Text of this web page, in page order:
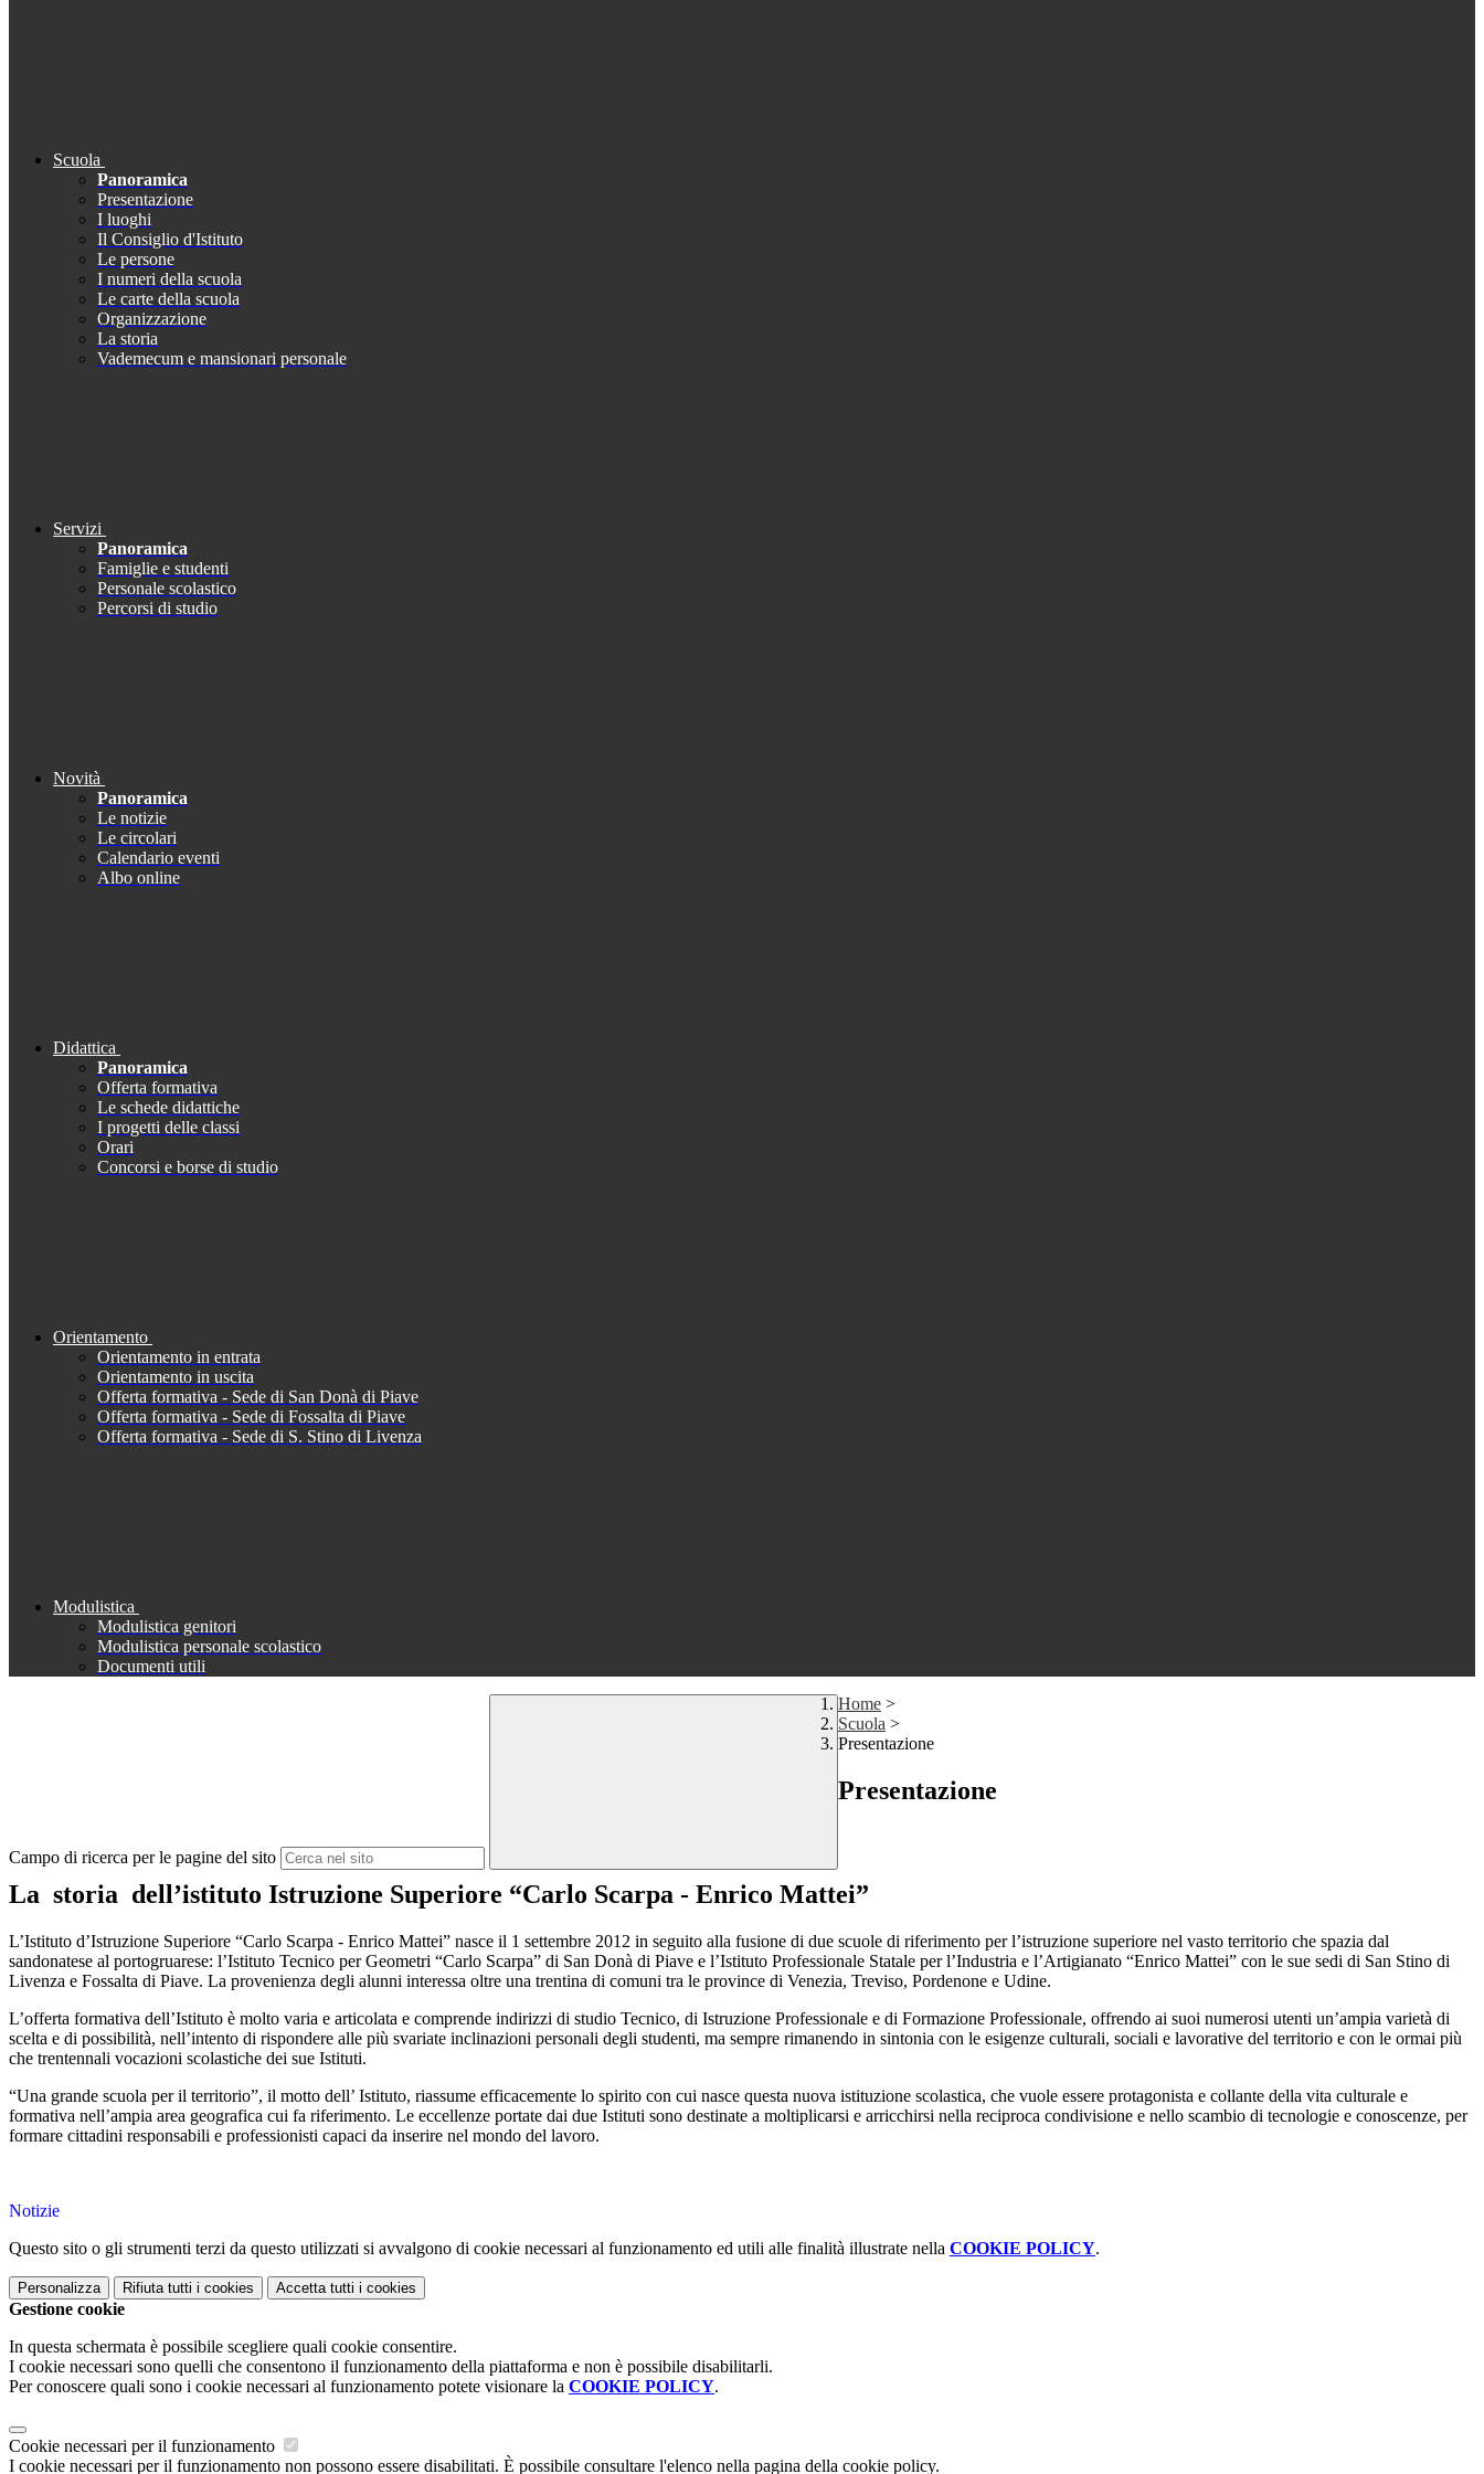
Scuola
Panoramica
Presentazione
I luoghi
Il Consiglio d'Istituto
Le persone
I numeri della scuola
Le carte della scuola
Organizzazione
La storia
Vademecum e mansionari personale
Servizi
Panoramica
Famiglie e studenti
Personale scolastico
Percorsi di studio
Novità
Panoramica
Le notizie
Le circolari
Calendario eventi
Albo online
Didattica
Panoramica
Offerta formativa
Le schede didattiche
I progetti delle classi
Orari
Concorsi e borse di studio
Orientamento
Orientamento in entrata
Orientamento in uscita
Offerta formativa - Sede di San Donà di Piave
Offerta formativa - Sede di Fossalta di Piave
Offerta formativa - Sede di S. Stino di Livenza
Modulistica
Modulistica genitori
Modulistica personale scolastico
Documenti utili
Campo di ricerca per le pagine del sito
Home >
Scuola >
Presentazione
Presentazione
La storia dell’istituto Istruzione Superiore “Carlo Scarpa - Enrico Mattei”
L’Istituto d’Istruzione Superiore “Carlo Scarpa - Enrico Mattei” nasce il 1 settembre 2012 in seguito alla fusione di due scuole di riferimento per l’istruzione superiore nel vasto territorio che spazia dal
sandonatese al portogruarese: l’Istituto Tecnico per Geometri “Carlo Scarpa” di San Donà di Piave e l’Istituto Professionale Statale per l’Industria e l’Artigianato “Enrico Mattei” con le sue sedi di San Stino di
Livenza e Fossalta di Piave. La provenienza degli alunni interessa oltre una trentina di comuni tra le province di Venezia, Treviso, Pordenone e Udine.
L’offerta formativa dell’Istituto è molto varia e articolata e comprende indirizzi di studio Tecnico, di Istruzione Professionale e di Formazione Professionale, offrendo ai suoi numerosi utenti un’ampia varietà di
scelta e di possibilità, nell’intento di rispondere alle più svariate inclinazioni personali degli studenti, ma sempre rimanendo in sintonia con le esigenze culturali, sociali e lavorative del territorio e con le ormai più
che trentennali vocazioni scolastiche dei sue Istituti.
“Una grande scuola per il territorio”, il motto dell’ Istituto, riassume efficacemente lo spirito con cui nasce questa nuova istituzione scolastica, che vuole essere protagonista e collante della vita culturale e
formativa nell’ampia area geografica cui fa riferimento. Le eccellenze portate dai due Istituti sono destinate a moltiplicarsi e arricchirsi nella reciproca condivisione e nello scambio di tecnologie e conoscenze, per
formare cittadini responsabili e professionisti capaci da inserire nel mondo del lavoro.
Notizie
Questo sito o gli strumenti terzi da questo utilizzati si avvalgono di cookie necessari al funzionamento ed utili alle finalità illustrate nella COOKIE POLICY.
Personalizza Rifiuta tutti i cookies Accetta tutti i cookies
Gestione cookie
In questa schermata è possibile scegliere quali cookie consentire.
I cookie necessari sono quelli che consentono il funzionamento della piattaforma e non è possibile disabilitarli.
Per conoscere quali sono i cookie necessari al funzionamento potete visionare la COOKIE POLICY.
Cookie necessari per il funzionamento
I cookie necessari per il funzionamento non possono essere disabilitati. È possibile consultare l'elenco nella pagina della cookie policy.